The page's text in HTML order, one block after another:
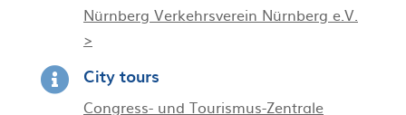
Nürnberg Verkehrsverein Nürnberg e.V.
>
 City tours
Congress- und Tourismus-Zentrale